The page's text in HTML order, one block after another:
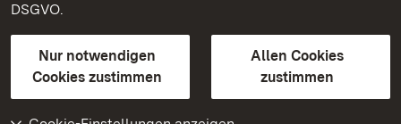
DSGVO.
Nur notwendigen
Cookies zustimmen
Allen Cookies
zustimmen
Kontakt
GebärdenspracheLeichte Sprache
Erklärung zur Barrierefreiheit
BITV-konform (geprüfte Seiten)